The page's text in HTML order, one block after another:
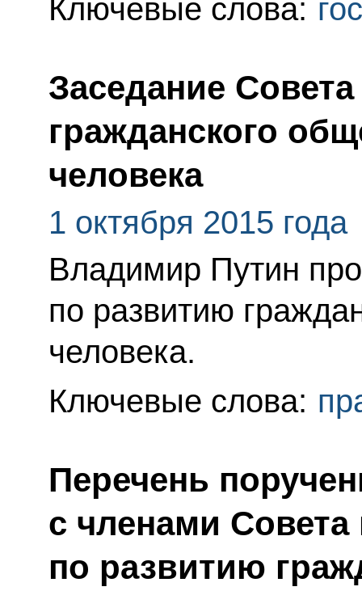
Ключевые слова:
Заседание
гражданского
человека
1 октября 2015 года
Владимир Путин
по развитию
человека.
Ключевые слова:
Перечень
с членами
по развитию